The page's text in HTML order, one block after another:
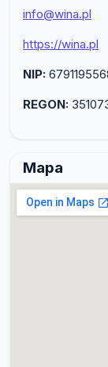
info@wina.pl
https://wina.pl
NIP:
REGON:
Mapa